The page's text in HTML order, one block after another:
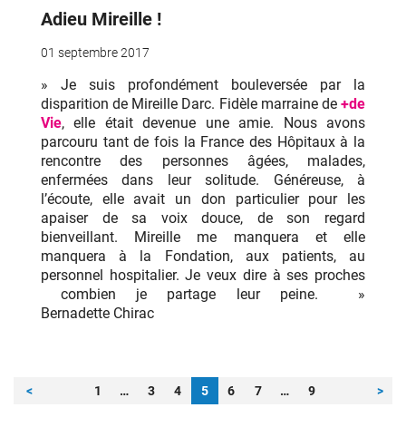
Adieu Mireille !
01 septembre 2017
» Je suis profondément bouleversée par la
disparition de Mireille Darc. Fidèle marraine de +de
Vie, elle était devenue une amie. Nous avons
parcouru tant de fois la France des Hôpitaux à la
rencontre des personnes âgées, malades,
enfermées dans leur solitude. Généreuse, à
l’écoute, elle avait un don particulier pour les
apaiser de sa voix douce, de son regard
bienveillant. Mireille me manquera et elle
manquera à la Fondation, aux patients, au
personnel hospitalier. Je veux dire à ses proches
combien je partage leur peine. »
Bernadette Chirac
Pagination
< Page
1 … Page
3 Page
4 Page
5 Page
6 Page
7 … Page
9 >